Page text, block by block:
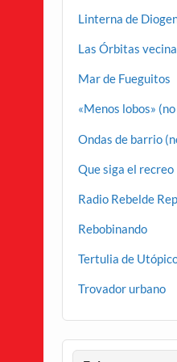
Linterna de
Las Órbitas
Mar de Fueguitos
«Menos lobos»
Ondas de barrio
Que siga el recreo
Radio Rebelde
Rebobinando
Tertulia de
Trovador urbano